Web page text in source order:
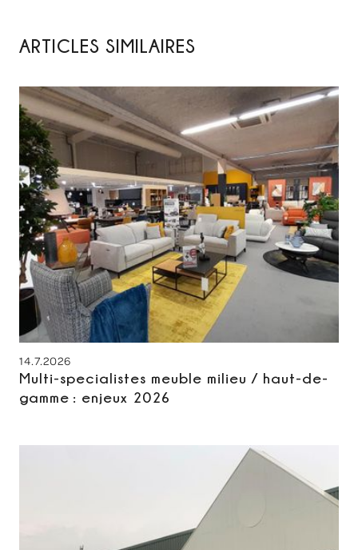
ARTICLES SIMILAIRES
14.7.2026
Multi-specialistes meuble milieu / haut-de-
gamme : enjeux 2026